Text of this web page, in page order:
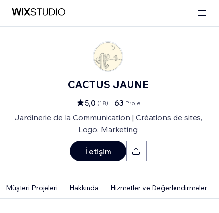
CACTUS JAUNE
5,0 (18) 63 Proje
Jardinerie de la Communication | Créations de sites,
Logo, Marketing
İletişim
Müşteri Projeleri Hakkında Hizmetler ve Değerlendirmeler